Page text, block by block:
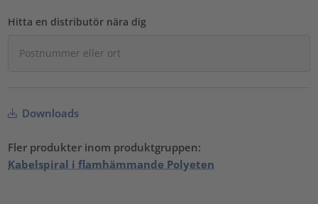
Hitta en distributör nära dig
Downloads
Fler produkter inom produktgruppen:
Kabelspiral i flamhämmande Polyeten